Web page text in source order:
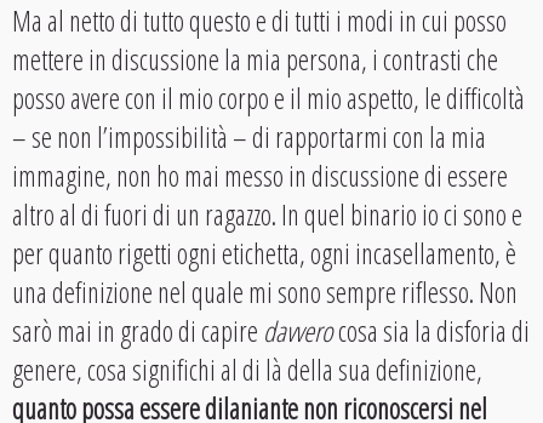
Ma al netto di tutto questo e di tutti i modi in cui posso
mettere in discussione la mia persona, i contrasti che
posso avere con il mio corpo e il mio aspetto, le difficoltà
– se non l’impossibilità – di rapportarmi con la mia
immagine, non ho mai messo in discussione di essere
altro al di fuori di un ragazzo. In quel binario io ci sono e
per quanto rigetti ogni etichetta, ogni incasellamento, è
una definizione nel quale mi sono sempre riflesso. Non
sarò mai in grado di capire davverocosa sia la disforia di
genere, cosa significhi al di là della sua definizione,
quanto possa essere dilaniante non riconoscersi nel